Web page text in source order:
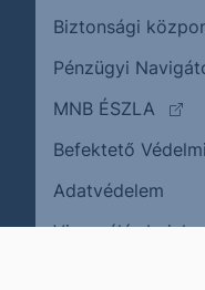
Biztonsági
Pénzügyi
MNB ÉSZLA
Befektető
Adatvédelem
Visszaélés